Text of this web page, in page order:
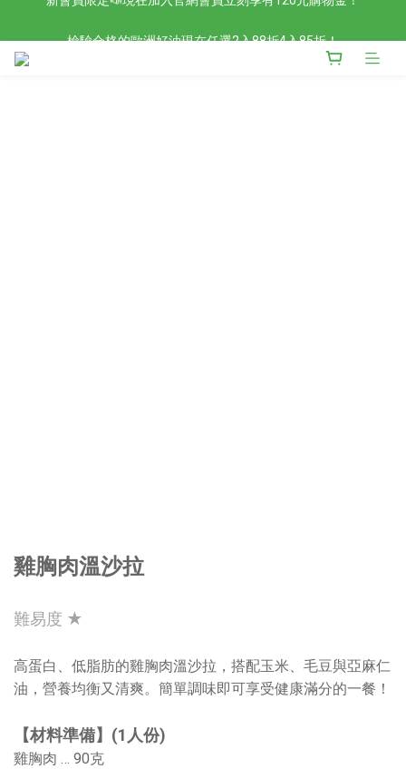
雞胸肉溫沙拉
難易度 ★
高蛋白、低脂肪的雞胸肉溫沙拉，搭配玉米、毛豆與亞麻仁
油，營養均衡又清爽。簡單調味即可享受健康滿分的一餐！
【材料準備】(1人份)
雞胸肉 … 90克